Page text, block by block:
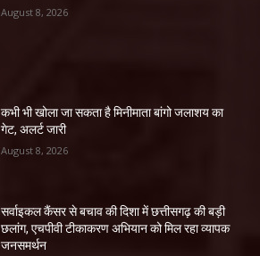
August 8, 2026
कभी भी खोला जा सकता है मिनीमाता बांगो जलाशय का
गेट, अलर्ट जारी
August 8, 2026
सर्वाइकल कैंसर से बचाव की दिशा में छत्तीसगढ़ की बड़ी
छलांग, एचपीवी टीकाकरण अभियान को मिल रहा व्यापक
जनसमर्थन